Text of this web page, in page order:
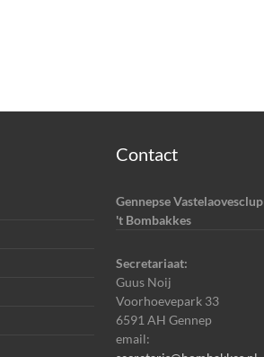
Contact
Gennepse Vastelaovesclup
't Bombakkes
Secretariaat:
Guus Noij
Voorhoevepark 33
6591 AH Gennep
email: